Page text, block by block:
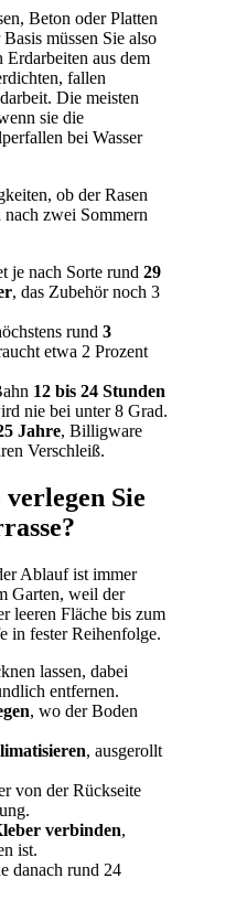
Beton oder Platten
müssen Sie also
aus dem
fallen
Die meisten
sie die
bei Wasser
ob der Rasen
nach zwei Sommern
je nach Sorte rund 29
, das Zubehör noch 3
rund 3
etwa 2 Prozent
12 bis 24 Stunden
nie bei unter 8 Grad.
Jahre, Billigware
Verschleiß.
Sie
Ablauf ist immer
Garten, weil der
leeren Fläche bis zum
in fester Reihenfolge.
lassen, dabei
entfernen.
, wo der Boden
, ausgerollt
von der Rückseite
verbinden,
ist.
danach rund 24